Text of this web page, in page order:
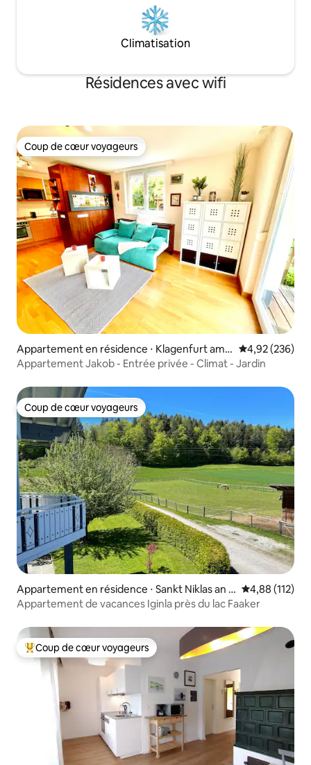
Climatisation
Résidences avec wifi
Coup de cœur voyageurs
Coup de cœur voyageurs
Appartement en résidence ⋅ Klagenfurt am
Wörthersee
Évaluation
4,92 (236)
Appartement Jakob - Entrée privée - Climat - Jardin
Coup de cœur voyageurs
Coup de cœur voyageurs
Appartement en résidence ⋅ Sankt Niklas an d
er Drau
Évaluation
4,88 (112)
Appartement de vacances Iginla près du lac Faaker
Coups de cœur voyageurs les plus appréciés
Coup de cœur voyageurs